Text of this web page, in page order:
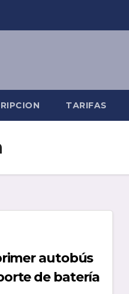
TARIFAS
autobús
de batería